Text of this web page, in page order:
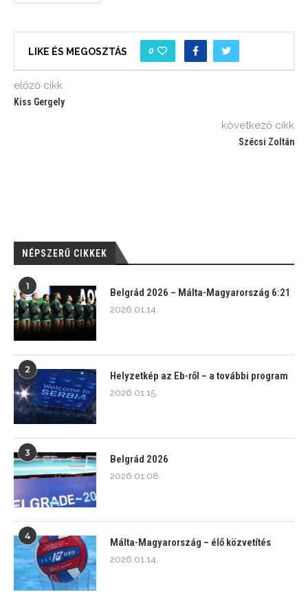
LIKE ÉS MEGOSZTÁS 0
előző cikk
Kiss Gergely
következő cikk
Szécsi Zoltán
NÉPSZERŰ CIKKEK
1
Belgrád 2026 – Málta-Magyarország 6:21
2026.01.14.
2
Helyzetkép az Eb-ről – a további program
2026.01.15.
3
Belgrád 2026
2026.01.08.
4
Málta-Magyarország – élő közvetítés
2026.01.14.